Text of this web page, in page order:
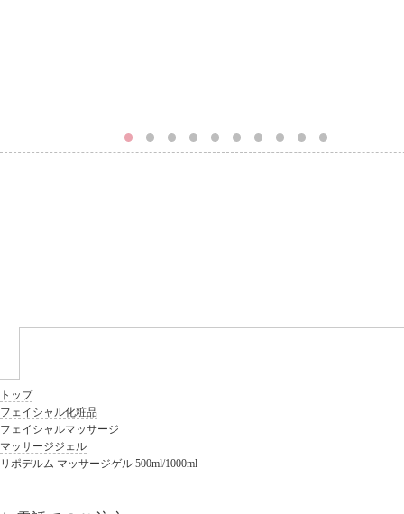
トップ
フェイシャル化粧品
フェイシャルマッサージ
マッサージジェル
リポデルム マッサージゲル 500ml/1000ml